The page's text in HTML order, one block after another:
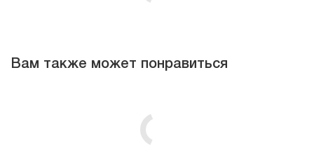
Вам также может понравиться